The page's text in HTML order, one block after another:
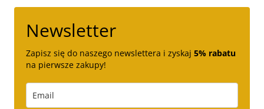
Newsletter
Zapisz się do naszego newslettera i zyskaj 5% rabatu
na pierwsze zakupy!